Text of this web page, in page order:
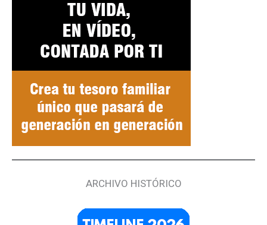
ARCHIVO HISTÓRICO